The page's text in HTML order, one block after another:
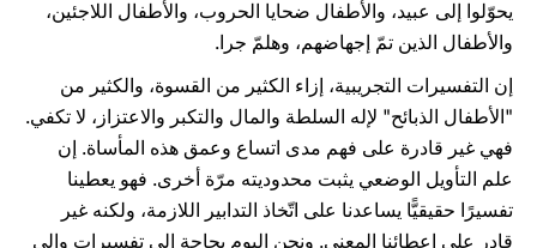
يحوّلوا إلى عبيد، والأطفال ضحايا الحروب، والأطفال اللاجئين،
والأطفال الذين تمّ إجهاضهم، وهلمّ جرا.
إن التفسيرات التجريبية، إزاء الكثير من القسوة، والكثير من
"الأطفال الذبائح" لإله السلطة والمال والتكبر والاعتزاز، لا تكفي.
فهي غير قادرة على فهم مدى اتساع وعمق هذه المأساة. إن
علم التأويل الوضعي يثبت محدوديته مرّة أخرى. فهو يعطينا
تفسيرًا حقيقيًّا يساعدنا على اتّخاذ التدابير اللازمة، ولكنه غير
قادر على إعطائنا المعنى. ونحن اليوم بحاجة إلى تفسيرات وإلى